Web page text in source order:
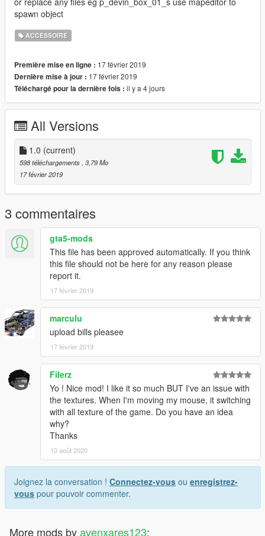
spawn object
ACCESSOIRE
Première mise en ligne : 17 février 2019
Dernière mise à jour : 17 février 2019
Téléchargé pour la dernière fois : il y a 4 jours
All Versions
1.0 (current)
598 téléchargements , 3,79 Mo
17 février 2019
3 commentaires
gta5-mods
This file has been approved automatically. If you think
this file should not be here for any reason please
report it.
17 février 2019
marculu
upload bills pleasee
17 février 2019
Filerz
Yo ! Nice mod! I like it so much BUT I've an issue with
the textures. When I'm moving my mouse, it switching
with all texture of the game. Do you have an idea
why?
Thanks
10 août 2020
Joignez la conversation ! Connectez-vous ou enregistrez-
vous pour pouvoir commenter.
More mods byavenxares123: